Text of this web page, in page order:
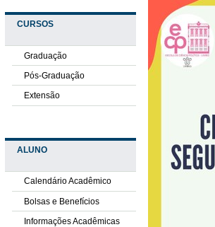
CURSOS
Graduação
Pós-Graduação
Extensão
ALUNO
Calendário Acadêmico
Bolsas e Benefícios
Informações Acadêmicas